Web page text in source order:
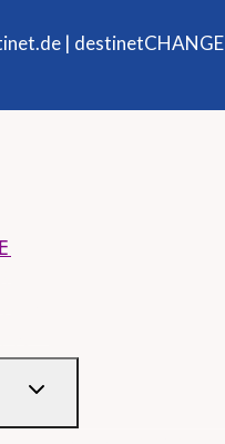
| destinetCHANGE
UNTERMENÜ